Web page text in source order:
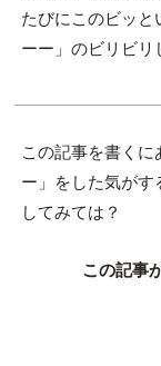
たびにこのビッと
ーー」のビリビリ
この記事を書く
ー」をした気がす
してみては？
この記事